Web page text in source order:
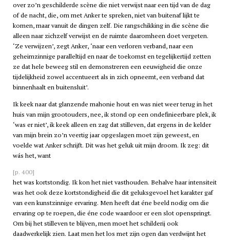
over zo’n geschilderde scène die niet verwijst naar een tijd van de dag
of de nacht, die, om met Anker te spreken, niet van buitenaf lijkt te
komen, maar vanuit de dingen zelf. Die rangschikking in die scène die
alleen naar zichzelf verwijst en de ruimte daaromheen doet vergeten.
‘Ze verwijzen’, zegt Anker, ‘naar een verloren verband, naar een
geheimzinnige paralleltijd en naar de toekomst en tegelijkertijd zetten
ze dat hele beweeg stil en demonstreren een eeuwigheid die onze
tijdelijkheid zowel accentueert als in zich opneemt, een verband dat
binnenhaalt en buitensluit’.
Ik keek naar dat glanzende mahonie hout en was niet weer terug in het
huis van mijn grootouders, nee, ik stond op een ondefinieerbare plek, ik
‘was er niet’, ik keek alleen en zag dat stilleven, dat ergens in de kelder
van mijn brein zo’n veertig jaar opgeslagen moet zijn geweest, en
voelde wat Anker schrijft. Dit was het geluk uit mijn droom. Ik zeg: dit
wás het, want
[p. 400]
het was kortstondig. Ik kon het niet vasthouden. Behalve haar intensiteit
was het ook deze kortstondigheid die dit geluksgevoel het karakter gaf
van een kunstzinnige ervaring. Men heeft dat éne beeld nodig om die
ervaring op te roepen, die éne code waardoor er een slot openspringt.
Om bij het stilleven te blijven, men moet het schilderij ook
daadwerkelijk zien. Laat men het los met zijn ogen dan verdwijnt het